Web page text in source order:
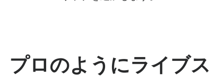
プロのようにライブス